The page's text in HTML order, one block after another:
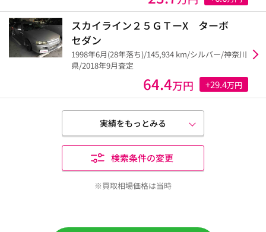
スカイライン２５ＧＴーX ターボ
セダン
1998年6月(28年落ち)/145,934 km/シルバー/神奈川
県/2018年9月査定
64.4万円 +29.4万円
実績をもっとみる
検索条件の変更
※買取相場価格は当時